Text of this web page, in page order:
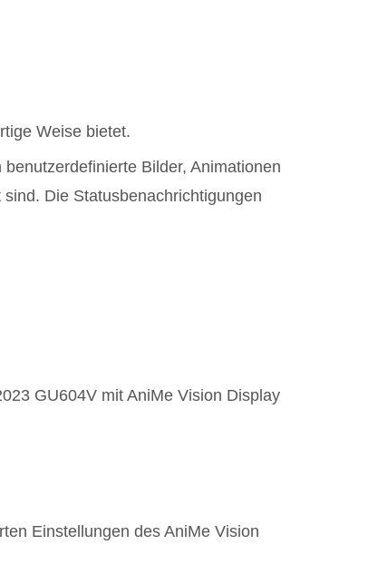
Weise bietet.
Bilder, Animationen
Die Statusbenachrichtigungen
GU604V mit AniMe Vision Display
Einstellungen des AniMe Vision